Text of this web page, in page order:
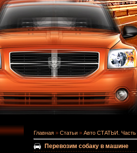
Главная » Статьи » Авто СТАТЬИ. Часть
Перевозим собаку в машине